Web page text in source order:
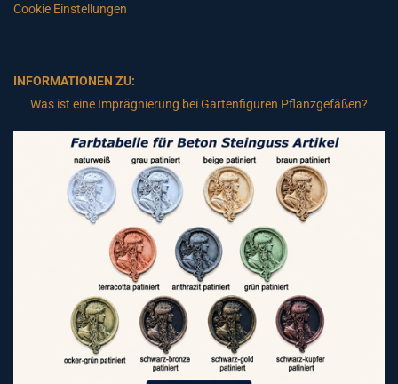
Cookie Einstellungen
INFORMATIONEN ZU:
Was ist eine Imprägnierung bei Gartenfiguren Pflanzgefäßen?